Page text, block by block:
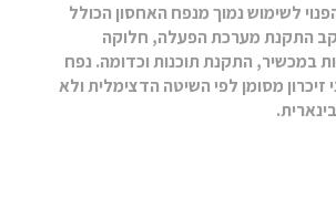
לשימוש נמוך מנפח האחסון הכולל
התקנת מערכת הפעלה, חלוקה
במכשיר, התקנת תוכנות וכדומה. נפח
זיכרון מסומן לפי השיטה הדצימלית ולא